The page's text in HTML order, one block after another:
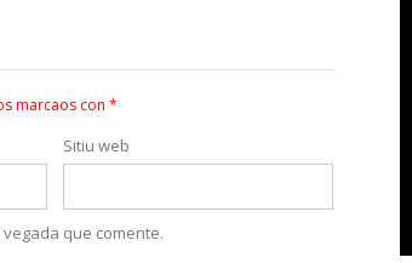
marcaos con *
Sitiu web
que comente.